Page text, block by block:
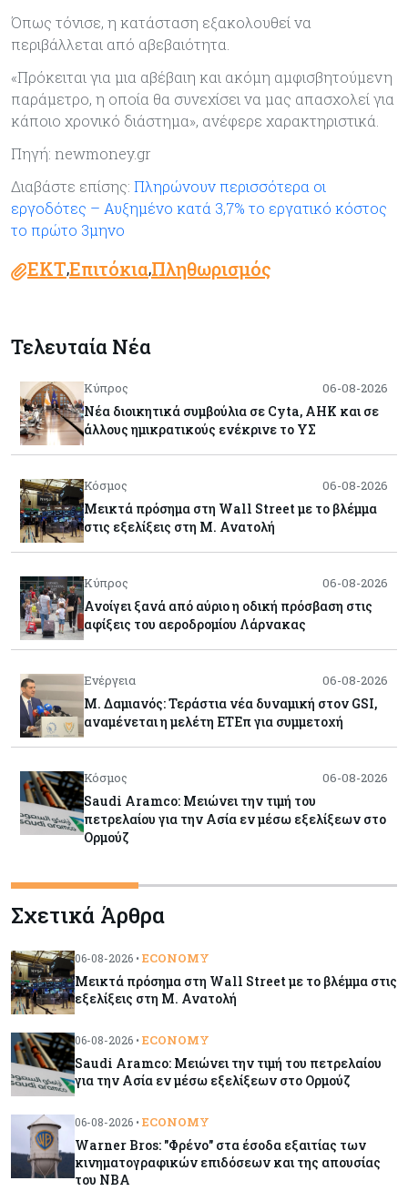
Όπως τόνισε, η κατάσταση εξακολουθεί να
περιβάλλεται από αβεβαιότητα.
«Πρόκειται για μια αβέβαιη και ακόμη αμφισβητούμενη
παράμετρο, η οποία θα συνεχίσει να μας απασχολεί για
κάποιο χρονικό διάστημα», ανέφερε χαρακτηριστικά.
Πηγή: newmoney.gr
Διαβάστε επίσης: Πληρώνουν περισσότερα οι
εργοδότες – Αυξημένο κατά 3,7% το εργατικό κόστος
το πρώτο 3μηνο
ΕΚΤ,Επιτόκια,Πληθωρισμός
Τελευταία Νέα
Κύπρος 06-08-2026
Νέα διοικητικά συμβούλια σε Cyta, AHK και σε
άλλους ημικρατικούς ενέκρινε το ΥΣ
Κόσμος 06-08-2026
Μεικτά πρόσημα στη Wall Street με το βλέμμα
στις εξελίξεις στη Μ. Ανατολή
Κύπρος 06-08-2026
Ανοίγει ξανά από αύριο η οδική πρόσβαση στις
αφίξεις του αεροδρομίου Λάρνακας
Ενέργεια 06-08-2026
Μ. Δαμιανός: Τεράστια νέα δυναμική στον GSI,
αναμένεται η μελέτη ΕΤΕπ για συμμετοχή
Κόσμος 06-08-2026
Saudi Aramco: Μειώνει την τιμή του
πετρελαίου για την Ασία εν μέσω εξελίξεων στο
Ορμούζ
Κύπρος 06-08-2026
Πιάνει δουλειά ο Κυπριακός Οργανισμός
Ανάπτυξης Επιχειρήσεων – Διορίστηκε το δ.σ.,
Κόσμος
κινηματογραφικών επιδόσεων και της
απουσίας του NBA
Commerzbank: Η Όρλοπ αλλάζει στάση
απέναντι στη UniCredit ενόψει κρίσιμων
διαπραγματεύσεων
Σχετικά Άρθρα
06-08-2026 • ECONOMY
Μεικτά πρόσημα στη Wall Street με το βλέμμα στις
εξελίξεις στη Μ. Ανατολή
06-08-2026 • ECONOMY
Saudi Aramco: Μειώνει την τιμή του πετρελαίου
για την Ασία εν μέσω εξελίξεων στο Ορμούζ
06-08-2026 • ECONOMY
Warner Bros: "Φρένο" στα έσοδα εξαιτίας των
κινηματογραφικών επιδόσεων και της απουσίας
του NBA